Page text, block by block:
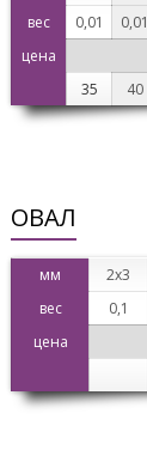
вес
0,01 0,01
цена
35
40
ОВАЛ
мм 2х3
вес
0,1
цена